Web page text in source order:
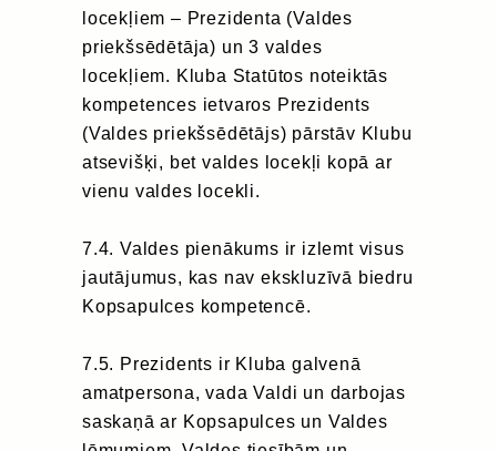
locekļiem – Prezidenta (Valdes
priekšsēdētāja) un 3 valdes
locekļiem. Kluba Statūtos noteiktās
kompetences ietvaros Prezidents
(Valdes priekšsēdētājs) pārstāv Klubu
atsevišķi, bet valdes locekļi kopā ar
vienu valdes locekli.
7.4. Valdes pienākums ir izlemt visus
jautājumus, kas nav ekskluzīvā biedru
Kopsapulces kompetencē.
7.5. Prezidents ir Kluba galvenā
amatpersona, vada Valdi un darbojas
saskaņā ar Kopsapulces un Valdes